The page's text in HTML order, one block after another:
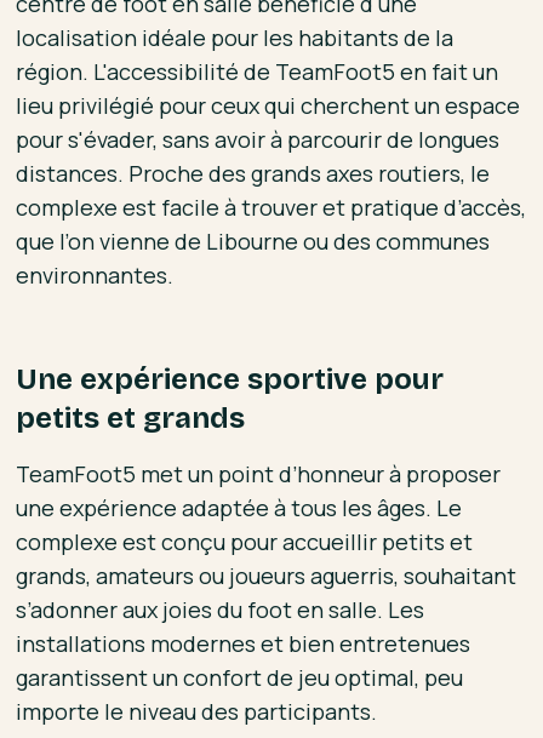
localisation idéale pour les habitants de la
région. L'accessibilité de TeamFoot5 en fait un
lieu privilégié pour ceux qui cherchent un espace
pour s'évader, sans avoir à parcourir de longues
distances. Proche des grands axes routiers, le
complexe est facile à trouver et pratique d’accès,
que l’on vienne de Libourne ou des communes
environnantes.
Une expérience sportive pour
petits et grands
TeamFoot5 met un point d’honneur à proposer
une expérience adaptée à tous les âges. Le
complexe est conçu pour accueillir petits et
grands, amateurs ou joueurs aguerris, souhaitant
s’adonner aux joies du foot en salle. Les
installations modernes et bien entretenues
garantissent un confort de jeu optimal, peu
importe le niveau des participants.